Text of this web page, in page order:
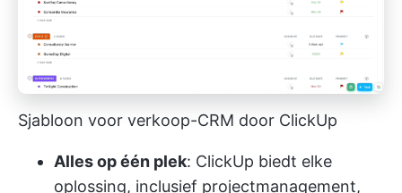
Sjabloon voor verkoop-CRM door ClickUp
Alles op één plek: ClickUp biedt elke
oplossing, inclusief projectmanagement,